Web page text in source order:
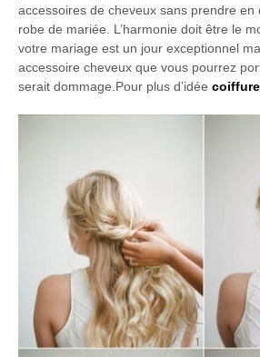
accessoires de cheveux sans prendre en
robe de mariée. L’harmonie doit être le
votre mariage est un jour exceptionnel
accessoire cheveux que vous pourrez
serait dommage.Pour plus d’idée